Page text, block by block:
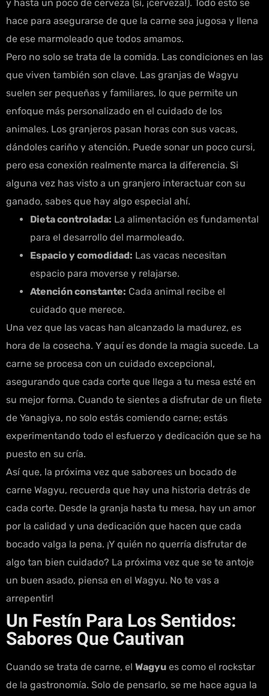
y hasta un poco de cerveza (sí, ¡cerveza!). Todo esto se
hace para asegurarse de que la carne sea jugosa y llena
de ese marmoleado que todos amamos.
Pero no solo se trata de la comida. Las condiciones en las
que viven también son clave. Las granjas de Wagyu
suelen ser pequeñas y familiares, lo que permite un
enfoque más personalizado en el cuidado de los
animales. Los granjeros pasan horas con sus vacas,
dándoles cariño y atención. Puede sonar un poco cursi,
pero esa conexión realmente marca la diferencia. Si
alguna vez has visto a un granjero interactuar con su
ganado, sabes que hay algo especial ahí.
Dieta controlada: La alimentación es fundamental
para el desarrollo del marmoleado.
Espacio y comodidad: Las vacas necesitan
espacio para moverse y relajarse.
Atención constante: Cada animal recibe el
cuidado que merece.
Una vez que las vacas han alcanzado la madurez, es
hora de la cosecha. Y aquí es donde la magia sucede. La
carne se procesa con un cuidado excepcional,
asegurando que cada corte que llega a tu mesa esté en
su mejor forma. Cuando te sientes a disfrutar de un filete
de Yanagiya, no solo estás comiendo carne; estás
experimentando todo el esfuerzo y dedicación que se ha
puesto en su cría.
Así que, la próxima vez que saborees un bocado de
carne Wagyu, recuerda que hay una historia detrás de
cada corte. Desde la granja hasta tu mesa, hay un amor
por la calidad y una dedicación que hacen que cada
bocado valga la pena. ¡Y quién no querría disfrutar de
algo tan bien cuidado? La próxima vez que se te antoje
un buen asado, piensa en el Wagyu. No te vas a
arrepentir!
Un Festín Para Los Sentidos:
Sabores Que Cautivan
Cuando se trata de carne, el Wagyu es como el rockstar
de la gastronomía. Solo de pensarlo, se me hace agua la